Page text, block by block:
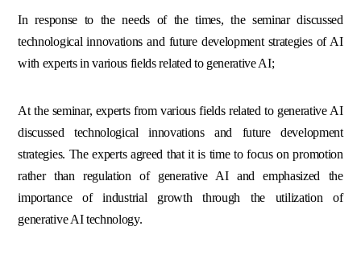
In response to the needs of the times, the seminar discussed
technological innovations and future development strategies of AI
with experts in various fields related to generative AI;
At the seminar, experts from various fields related to generative AI
discussed technological innovations and future development
strategies. The experts agreed that it is time to focus on promotion
rather than regulation of generative AI and emphasized the
importance of industrial growth through the utilization of
generative AI technology.